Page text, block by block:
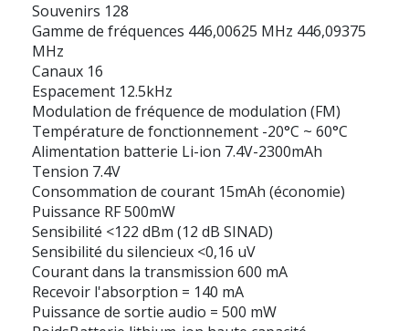
Souvenirs 128
Gamme de fréquences 446,00625 MHz 446,09375
MHz
Canaux 16
Espacement 12.5kHz
Modulation de fréquence de modulation (FM)
Température de fonctionnement -20°C ~ 60°C
Alimentation batterie Li-ion 7.4V-2300mAh
Tension 7.4V
Consommation de courant 15mAh (économie)
Puissance RF 500mW
Sensibilité <122 dBm (12 dB SINAD)
Sensibilité du silencieux <0,16 uV
Courant dans la transmission 600 mA
Recevoir l'absorption = 140 mA
Puissance de sortie audio = 500 mW